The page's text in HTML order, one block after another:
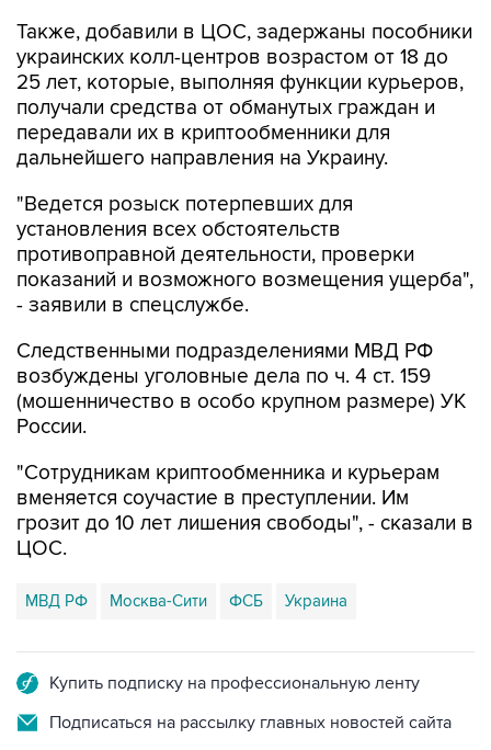
Также, добавили в ЦОС, задержаны пособники
украинских колл-центров возрастом от 18 до
25 лет, которые, выполняя функции курьеров,
получали средства от обманутых граждан и
передавали их в криптообменники для
дальнейшего направления на Украину.
"Ведется розыск потерпевших для
установления всех обстоятельств
противоправной деятельности, проверки
показаний и возможного возмещения ущерба",
- заявили в спецслужбе.
Следственными подразделениями МВД РФ
возбуждены уголовные дела по ч. 4 ст. 159
(мошенничество в особо крупном размере) УК
России.
"Сотрудникам криптообменника и курьерам
вменяется соучастие в преступлении. Им
грозит до 10 лет лишения свободы", - сказали в
ЦОС.
МВД РФ Москва-Сити ФСБ Украина
Купить подписку на профессиональную ленту
Подписаться на рассылку главных новостей сайта